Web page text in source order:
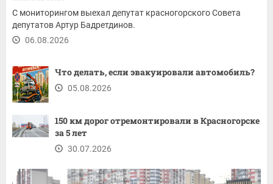
С мониторингом выехал депутат красногорского Совета
депутатов Артур Бадретдинов.
06.08.2026
Что делать, если эвакуировали автомобиль?
05.08.2026
150 км дорог отремонтировали в Красногорске
за 5 лет
30.07.2026